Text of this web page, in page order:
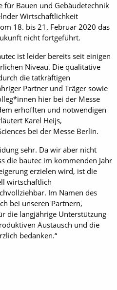
für Bauen und Gebäudetechnik
Wirtschaftlichkeit
18. bis 21. Februar 2020 das
nicht fortgeführt.
ist leider bereits seit einigen
Niveau. Die qualitative
die tatkräftigen
Partner und Träger sowie
hier bei der Messe
erhofften und notwendigen
Karel Heijs,
bei der Messe Berlin.
sehr. Da wir aber nicht
die bautec im kommenden Jahr
erzielen wird, ist die
wirtschaftlich
Im Namen des
bei unseren Partnern,
die langjährige Unterstützung
Austausch und die
bedanken.“